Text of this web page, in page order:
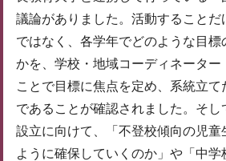
議論がありました。活動することだ
ではなく、各学年でどのような目
かを、学校・地域コーディネーター
ことで目標に焦点を定め、系統立
であることが確認されました。そ
設立に向けて、「不登校傾向の児童
ように確保していくのか」や「中